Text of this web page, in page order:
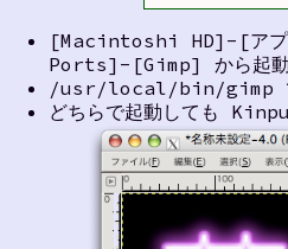
[Macintoshi HD]-[アプ
Ports]-[Gimp] から起動
/usr/local/bin/gimp で
どちらで起動しても